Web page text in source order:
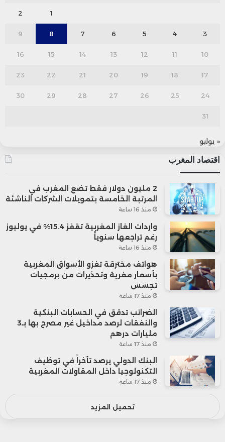
1
2
3
4
5
6
7
8
9
10
11
12
13
14
15
16
17
18
19
20
21
22
23
24
25
26
27
28
29
30
31
« يوليو
اقتصاد المغرب
2 مليون دولار فقط تضع المغرب في
المرتبة الخامسة بتمويلات الشركات الناشئة
منذ 16 ساعة
واردات الغاز المغربية تقفز 15.4% في يوليوز
رغم تراجعها سنوياً
منذ 16 ساعة
هواتف مخترقة تغزو الأسواق المغربية
بأسعار مغرية وتحذيرات من برمجيات
تجسس
منذ 17 ساعة
الضرائب تدقق في الحسابات البنكية
والنفقات لرصد مداخيل غير مصرح بها بـ3
مليارات درهم
منذ 17 ساعة
البنك الدولي يرصد تأخراً في توظيف
التكنولوجيا داخل المقاولات المغربية
منذ 17 ساعة
تحميل المزيد